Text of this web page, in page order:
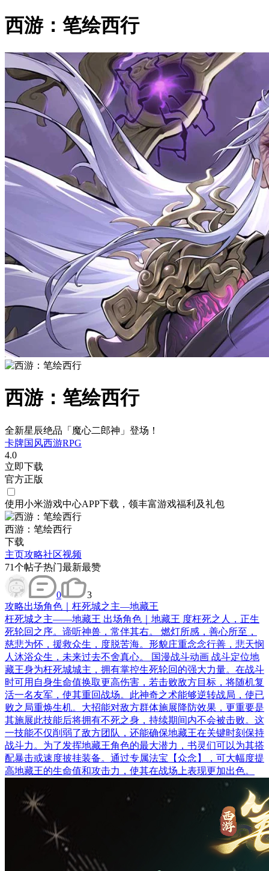
西游：笔绘西行
西游：笔绘西行
全新星辰绝品「魔心二郎神」登场！
卡牌国风西游RPG
4.0
立即下载
官方正版
使用小米游戏中心APP下载 ，领丰富游戏福利 及礼包
西游：笔绘西行
下载
主页攻略社区视频
71个帖子热门最新最赞
0
3
攻略出场角色｜枉死城之主—地藏王
枉死城之主——地藏王 出场角色｜地藏王 度枉死之人，正生
死轮回之序。谛听神兽，常伴其右。 燃灯所感，善心所至，
慈悲为怀，援救众生，度脱苦海。形貌庄重念念行善，悲天悯
人沐浴众生，未来过去不舍真心。 国漫战斗动画 战斗定位地
藏王身为枉死城城主，拥有掌控生死轮回的强大力量。在战斗
时可用自身生命值换取更高伤害，若击败敌方目标，将随机复
活一名友军，使其重回战场。此神奇之术能够逆转战局，使已
败之局重焕生机。大招能对敌方群体施展降防效果，更重要是
其施展此技能后将拥有不死之身，持续期间内不会被击败。这
一技能不仅削弱了敌方团队，还能确保地藏王在关键时刻保持
战斗力。为了发挥地藏王角色的最大潜力，书灵们可以为其搭
配暴击或速度披挂装备。通过专属法宝【众念】，可大幅度提
高地藏王的生命值和攻击力，使其在战场上表现更加出色。